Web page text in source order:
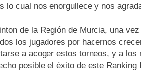
lo cual nos enorgullece y nos
de la Región de Murcia, una
los jugadores por hacernos
a acoger estos torneos, y a los
posible el éxito de este Ranking